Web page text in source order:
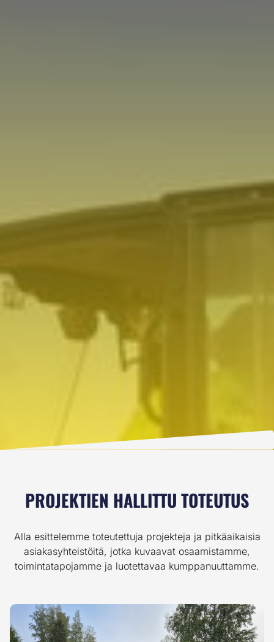
PROJEKTIEN HALLITTU TOTEUTUS
Alla esittelemme toteutettuja projekteja ja pitkäaikaisia
asiakasyhteistöitä, jotka kuvaavat osaamistamme,
toimintatapojamme ja luotettavaa kumppanuuttamme.